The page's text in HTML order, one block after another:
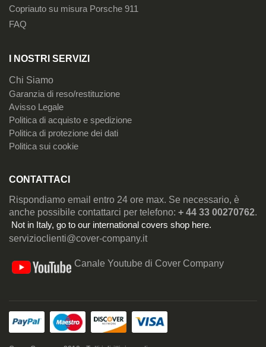
Copriauto su misura Porsche 911
FAQ
I NOSTRI SERVIZI
Chi Siamo
Garanzia di reso/restituzione
Avisso Legale
Politica di acquisto e spedizione
Politica di protezione dei dati
Politica sui cookie
CONTATTACI
Rispondiamo email entro 24 ore max. Se necessario, è
anche possibile contattarci per telefono: + 44 33 00270762.
Not in Italy, go to our international covers shop here.
servizioclienti@cover-company.it
Canale Youtube di Cover Company